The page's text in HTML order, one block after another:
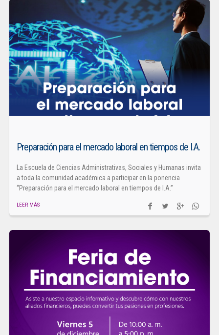
Preparación para el mercado laboral en tiempos de I.A.
La Escuela de Ciencias Administrativas, Sociales y Humanas invita
a toda la comunidad académica a participar en la ponencia
“Preparación para el mercado laboral en tiempos de I.A.”
LEER MÁS